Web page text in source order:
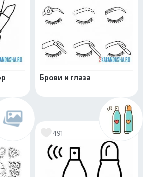
Брови и глаза
491